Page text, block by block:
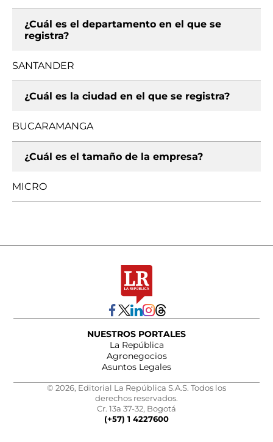
¿Cuál es el departamento en el que se
registra?
SANTANDER
¿Cuál es la ciudad en el que se registra?
BUCARAMANGA
¿Cuál es el tamaño de la empresa?
MICRO
NUESTROS PORTALES
La República
Agronegocios
Asuntos Legales
© 2026, Editorial La República S.A.S. Todos los
derechos reservados.
Cr. 13a 37-32, Bogotá
(+57) 1 4227600